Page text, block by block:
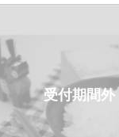
受付期間外